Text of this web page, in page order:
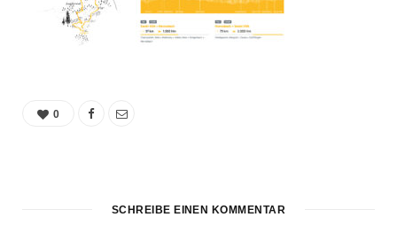
0
SCHREIBE EINEN KOMMENTAR